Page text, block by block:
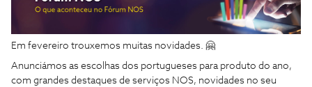
Em fevereiro trouxemos muitas novidades. 🤗
Anunciámos as escolhas dos portugueses para produto do ano,
com grandes destaques de serviços NOS, novidades no seu